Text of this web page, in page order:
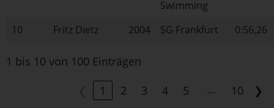
Swimming
10
Fritz Dietz 2004 SG Frankfurt 0:56,26
1 bis 10 von 100 Einträgen
1 2 3 4 5 … 10 ❯